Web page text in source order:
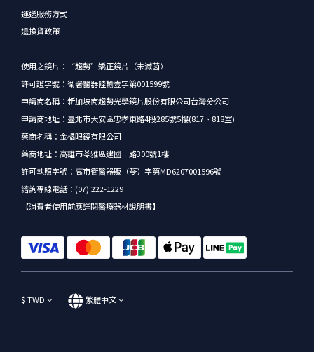
運送服務方式
退換貨政策
使用之鏡片：“趨勢”矯正鏡片（未滅菌）
許可證字號：衛署醫器陸輸壹字第001599號
申請商名稱：新加坡商趨勢光學鏡片股份有限公司台灣分公司
申請商地址：臺北市大安區忠孝東路4段285號5樓(817、818室)
藥商名稱：金橘眼鏡有限公司
藥商地址：高雄市苓雅區建國一路300號1樓
許可執照字號：高市衛醫器販（苓）字第MD6207001596號
諮詢專線電話：(07) 222-1229
【消費者使用前應詳閱醫療器材說明書】
$ TWD 繁體中文